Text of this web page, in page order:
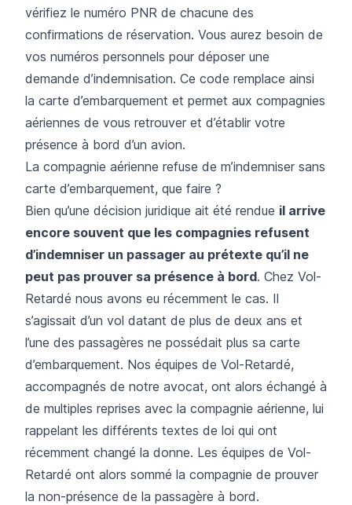
vérifiez le numéro PNR de chacune des
confirmations de réservation. Vous aurez besoin de
vos numéros personnels pour déposer une
demande d’indemnisation. Ce code remplace ainsi
la carte d’embarquement et permet aux compagnies
aériennes de vous retrouver et d’établir votre
présence à bord d’un avion.
La compagnie aérienne refuse de m’indemniser sans
carte d’embarquement, que faire ?
Bien qu’une décision juridique ait été rendue il arrive
encore souvent que les compagnies refusent
d’indemniser un passager au prétexte qu’il ne
peut pas prouver sa présence à bord. Chez Vol-
Retardé nous avons eu récemment le cas. Il
s’agissait d’un vol datant de plus de deux ans et
l’une des passagères ne possédait plus sa carte
d’embarquement. Nos équipes de Vol-Retardé,
accompagnés de notre avocat, ont alors échangé à
de multiples reprises avec la compagnie aérienne, lui
rappelant les différents textes de loi qui ont
récemment changé la donne. Les équipes de Vol-
Retardé ont alors sommé la compagnie de prouver
la non-présence de la passagère à bord.